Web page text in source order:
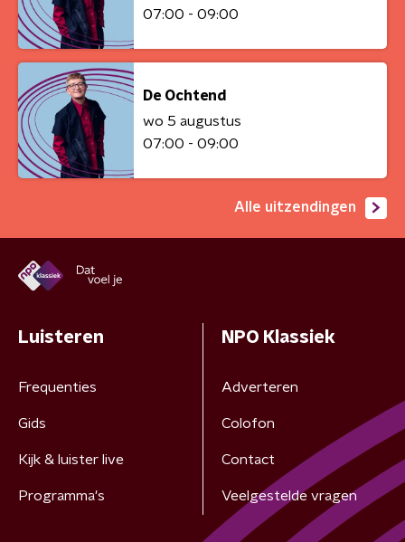
07:00 - 09:00
De Ochtend
wo 5 augustus
07:00 - 09:00
Alle uitzendingen
Luisteren
Frequenties
Gids
Kijk & luister live
Programma's
NPO Klassiek
Adverteren
Colofon
Contact
Veelgestelde vragen